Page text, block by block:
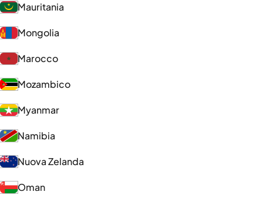
Mauritania
Mongolia
Marocco
Mozambico
Myanmar
Namibia
Nuova Zelanda
Oman